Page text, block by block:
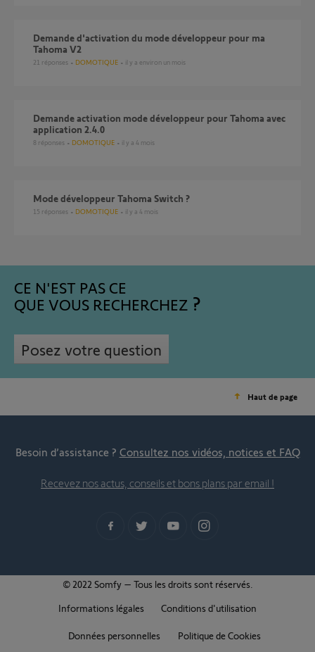
Demande d'activation du mode développeur pour ma
Tahoma V2
21 réponses DOMOTIQUE il y a environ un mois
Demande activation mode développeur pour Tahoma avec
application 2.4.0
8 réponses DOMOTIQUE il y a 4 mois
Mode développeur Tahoma Switch ?
15 réponses DOMOTIQUE il y a 4 mois
CE N'EST PAS CE
QUE VOUS RECHERCHEZ
Posez votre question
Haut de page
Besoin d’assistance ? Consultez nos vidéos, notices et FAQ
Recevez nos actus, conseils et bons plans par email !
© 2022 Somfy – Tous les droits sont réservés.
Informations légales
Conditions d'utilisation
Données personnelles Politique de Cookies